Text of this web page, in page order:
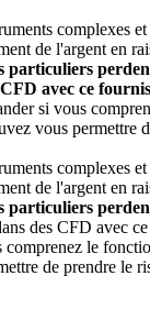
complexes
de l'argent en
particuliers
avec ce
si vous
vous permettre
complexes
de l'argent en
particuliers
des CFD avec
comprenez le
de prendre le